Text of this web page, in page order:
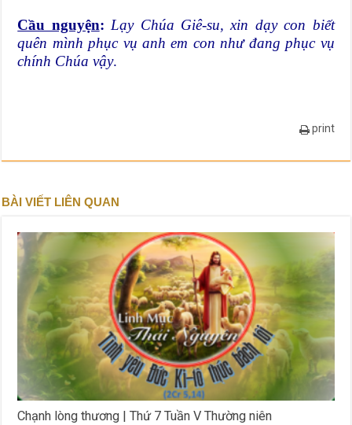
Cầu nguyện: Lạy Chúa Giê-su, xin dạy con biết
quên mình phục vụ anh em con như đang phục vụ
chính Chúa vậy.
print
BÀI VIẾT LIÊN QUAN
Chạnh lòng thương | Thứ 7 Tuần V Thường niên